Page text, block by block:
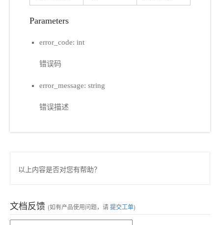
Parameters
error_code: int
错误码
error_message: string
错误描述
以上内容是否对您有帮助？
文档反馈 (如有产品使用问题，请提交工单)